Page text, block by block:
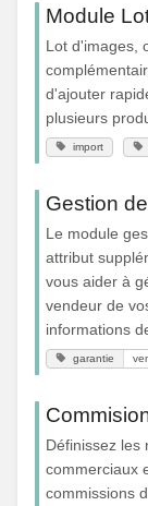
Module
Lot d'images,
d'ajouter
plusieurs
import
Gestion
Le module
attribut
vous aider à
vendeur de
informations
garantie
Définissez les
commerciaux
commissions